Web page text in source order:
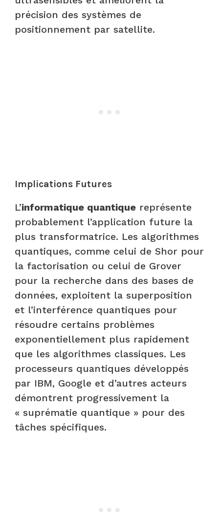
précision des systèmes de
positionnement par satellite.
Implications Futures
L’informatique quantique représente
probablement l’application future la
plus transformatrice. Les algorithmes
quantiques, comme celui de Shor pour
la factorisation ou celui de Grover
pour la recherche dans des bases de
données, exploitent la superposition
et l’interférence quantiques pour
résoudre certains problèmes
exponentiellement plus rapidement
que les algorithmes classiques. Les
processeurs quantiques développés
par IBM, Google et d’autres acteurs
démontrent progressivement la
« suprématie quantique » pour des
tâches spécifiques.